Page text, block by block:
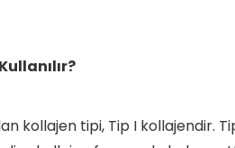
kollajen tipi, Tip I kollajendir.